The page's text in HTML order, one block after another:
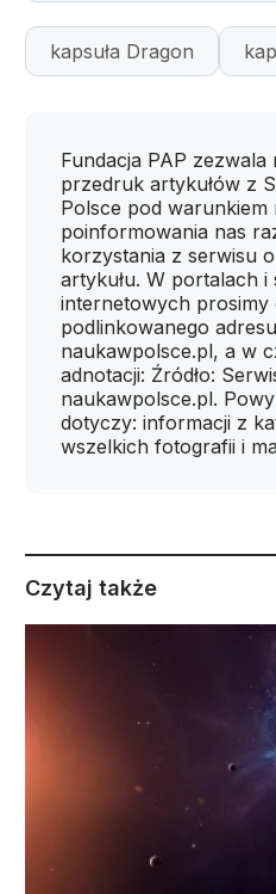
kapsuła Dragon
Fundacja PAP zezwala
przedruk artykułów z
Polsce pod warunkiem
poinformowania nas
korzystania z serwisu
artykułu. W portalach i
internetowych prosimy
podlinkowanego
naukawpolsce.pl, a w
adnotacji: Źródło:
naukawpolsce.pl.
dotyczy: informacji z
wszelkich fotografii i
Czytaj także